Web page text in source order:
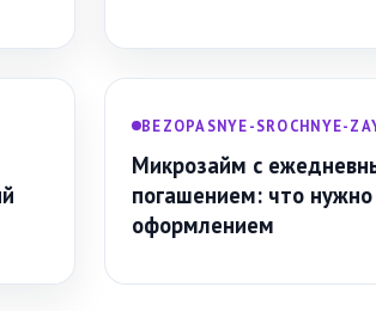
BEZOPASNYE-SROCHNYE-
Микрозайм с
погашением: что
оформлением